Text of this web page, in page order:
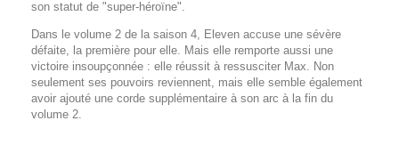
son statut de "super-héroïne".
Dans le volume 2 de la saison 4, Eleven accuse une sévère
défaite, la première pour elle. Mais elle remporte aussi une
victoire insoupçonnée : elle réussit à ressusciter Max. Non
seulement ses pouvoirs reviennent, mais elle semble également
avoir ajouté une corde supplémentaire à son arc à la fin du
volume 2.